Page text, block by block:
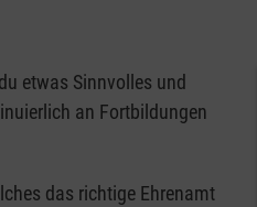
etwas Sinnvolles und
an Fortbildungen
das richtige Ehrenamt